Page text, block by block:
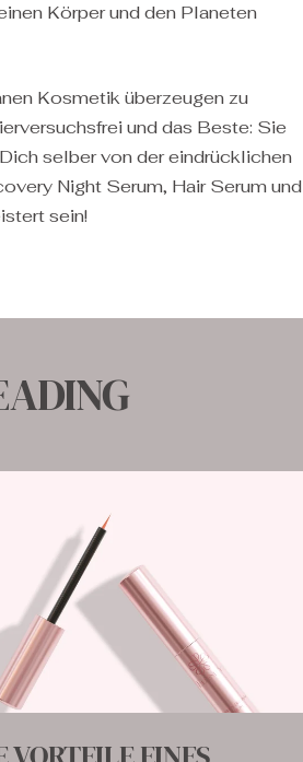
Körper und den Planeten
Kosmetik überzeugen zu
und das Beste: Sie
selber von der eindrücklichen
Night Serum, Hair Serum und
sein!